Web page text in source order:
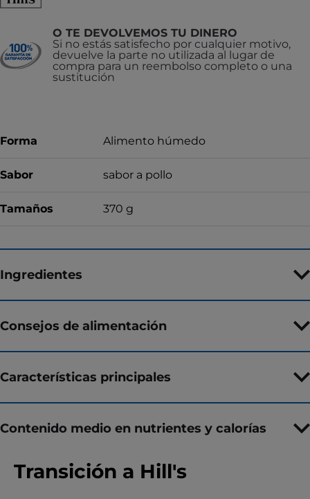
O TE DEVOLVEMOS TU DINERO
Si no estás satisfecho por cualquier motivo,
devuelve la parte no utilizada al lugar de
compra para un reembolso completo o una
sustitución
Forma Alimento húmedo
Sabor sabor a pollo
Tamaños 370 g
Ingredientes
Consejos de alimentación
Características principales
Contenido medio en nutrientes y calorías
Transición a Hill's